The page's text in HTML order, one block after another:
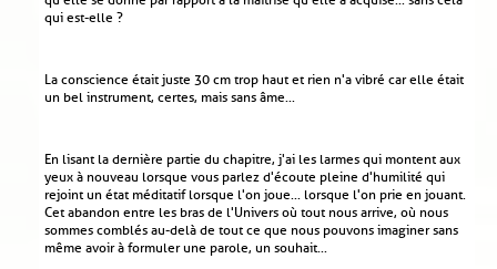
qui est-elle ?
La conscience était juste 30 cm trop haut et rien n'a vibré car elle était
un bel instrument, certes, mais sans âme...
En lisant la dernière partie du chapitre, j'ai les larmes qui montent aux
yeux à nouveau lorsque vous parlez d'écoute pleine d'humilité qui
rejoint un état méditatif lorsque l'on joue... lorsque l'on prie en jouant.
Cet abandon entre les bras de l'Univers où tout nous arrive, où nous
sommes comblés au-delà de tout ce que nous pouvons imaginer sans
même avoir à formuler une parole, un souhait...